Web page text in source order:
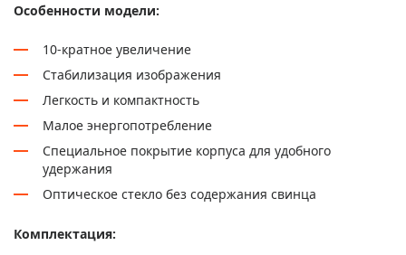
Особенности модели:
10-кратное увеличение
Стабилизация изображения
Легкость и компактность
Малое энергопотребление
Специальное покрытие корпуса для удобного
удержания
Оптическое стекло без содержания свинца
Комплектация: